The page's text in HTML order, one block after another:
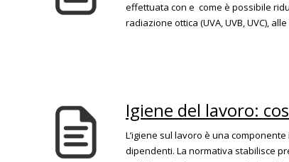
effettuata con e come è possibile
radiazione ottica (UVA, UVB, UVC),
Igiene del lavoro:
L’igiene sul lavoro è una
dipendenti. La normativa stabilisce